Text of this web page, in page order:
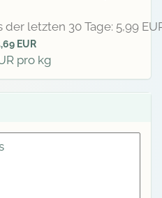
letzten 30 Tage: 5,99
EUR
pro kg